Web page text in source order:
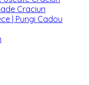
Craciun
| Pungi Cadou